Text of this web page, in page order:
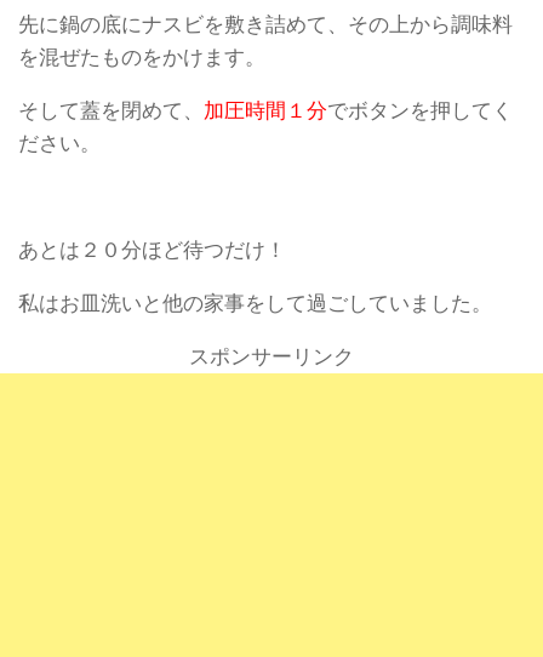
先に鍋の底にナスビを敷き詰めて、その上から調味料
を混ぜたものをかけます。
そして蓋を閉めて、 加圧時間１分でボタンを押してく
ださい。
あとは２０分ほど待つだけ！
私はお皿洗いと他の家事をして過ごしていました。
スポンサーリンク